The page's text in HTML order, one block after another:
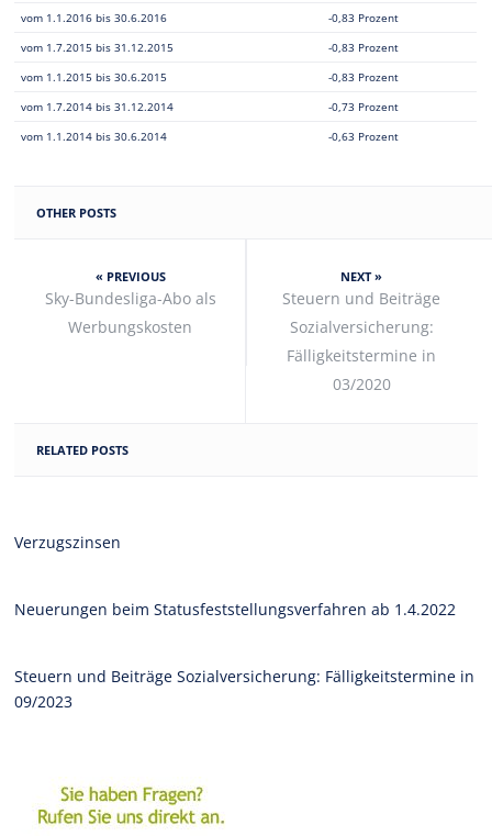
vom 1.1.2016 bis 30.6.2016
-0,83 Prozent
vom 1.7.2015 bis 31.12.2015
-0,83 Prozent
vom 1.1.2015 bis 30.6.2015
-0,83 Prozent
vom 1.7.2014 bis 31.12.2014
-0,73 Prozent
vom 1.1.2014 bis 30.6.2014
-0,63 Prozent
OTHER POSTS
« PREVIOUS
Sky-Bundesliga-Abo als
Werbungskosten
NEXT »
Steuern und Beiträge
Sozialversicherung:
Fälligkeitstermine in
03/2020
RELATED POSTS
Verzugszinsen
Neuerungen beim Statusfeststellungsverfahren ab 1.4.2022
Steuern und Beiträge Sozialversicherung: Fälligkeitstermine in
09/2023